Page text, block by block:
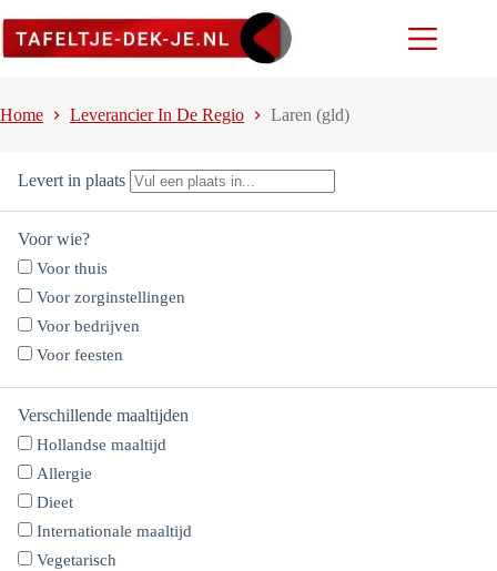
naar
Home Leverancier In De Regio Laren (gld)
Levert in plaats
Voor wie?
Voor thuis
Voor zorginstellingen
Voor bedrijven
Voor feesten
Verschillende maaltijden
Hollandse maaltijd
Allergie
Dieet
Internationale maaltijd
Vegetarisch